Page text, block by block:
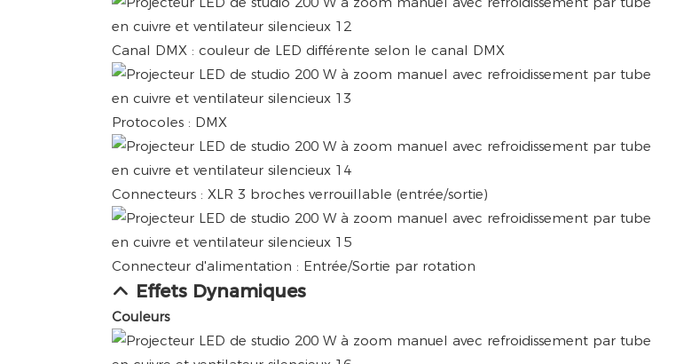
Canal DMX : couleur de LED différente selon le canal DMX
Protocoles : DMX
Connecteurs : XLR 3 broches verrouillable (entrée/sortie)
Connecteur d'alimentation : Entrée/Sortie par rotation
Effets Dynamiques
Couleurs